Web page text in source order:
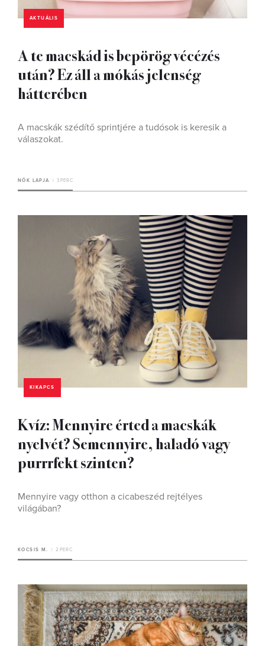
AKTUÁLIS
A te macskád is bepörög vécézés
után? Ez áll a mókás jelenség
hátterében
A macskák szédítő sprintjére a tudósok is keresik a
válaszokat.
NŐK LAPJA 3 PERC
KIKAPCS
Kvíz: Mennyire érted a macskák
nyelvét? Semennyire, haladó vagy
purrrfekt szinten?
Mennyire vagy otthon a cicabeszéd rejtélyes
világában?
KOCSIS M. 2 PERC